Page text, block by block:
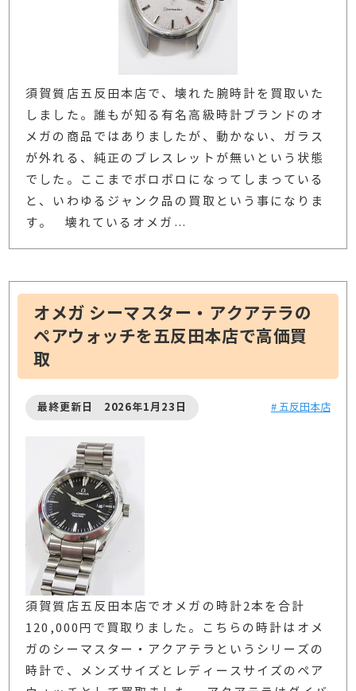
須賀質店五反田本店で、壊れた腕時計を買取いた
しました。誰もが知る有名高級時計ブランドのオ
メガの商品ではありましたが、動かない、ガラス
が外れる、純正のブレスレットが無いという状態
でした。ここまでボロボロになってしまっている
と、いわゆるジャンク品の買取という事になりま
す。 壊れているオメガ …
オメガ シーマスター・アクアテラの
ペアウォッチを五反田本店で高価買
取
最終更新日 2026年1月23日 # 五反田本店
須賀質店五反田本店でオメガの時計2本を合計
120,000円で買取りました。こちらの時計はオメ
ガのシーマスター・アクアテラというシリーズの
時計で、メンズサイズとレディースサイズのペア